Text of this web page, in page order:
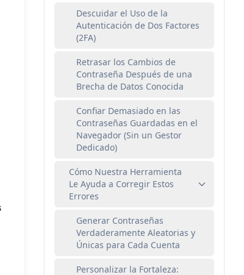
Descuidar el Uso de la
Autenticación de Dos Factores
(2FA)
Retrasar los Cambios de
Contraseña Después de una
Brecha de Datos Conocida
Confiar Demasiado en las
Contraseñas Guardadas en el
Navegador (Sin un Gestor
Dedicado)
Cómo Nuestra Herramienta
Le Ayuda a Corregir Estos
Errores
Generar Contraseñas
Verdaderamente Aleatorias y
Únicas para Cada Cuenta
Personalizar la Fortaleza: